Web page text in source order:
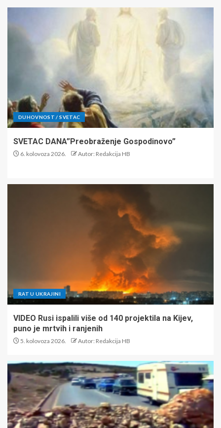
DUHOVNOST / SVETAC
SVETAC DANA”Preobraženje Gospodinovo”
6. kolovoza 2026. Autor: Redakcija HB
RAT U UKRAJINI
VIDEO Rusi ispalili više od 140 projektila na Kijev,
puno je mrtvih i ranjenih
5. kolovoza 2026. Autor: Redakcija HB